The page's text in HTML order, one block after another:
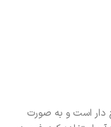
های طرح دار است و به صورت